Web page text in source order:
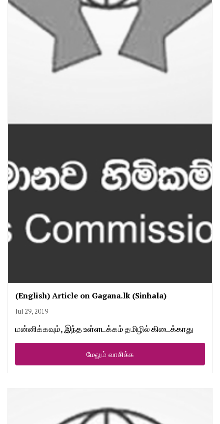
(English) Article on Gagana.lk (Sinhala)
Jul 29, 2019
மன்னிக்கவும், இந்த உள்ளடக்கம் தமிழில் கிடைக்காது
மேலும் வாசிக்க